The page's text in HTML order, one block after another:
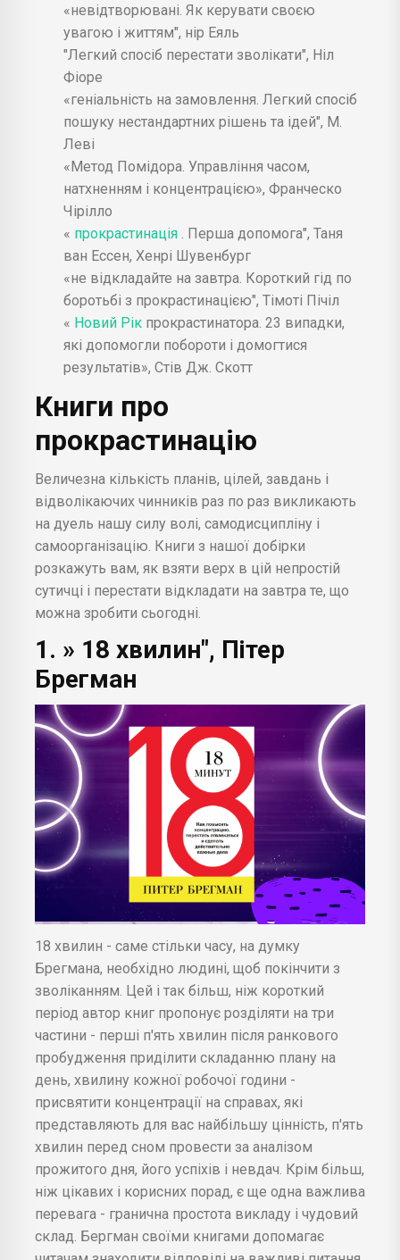
«невідтворювані. Як керувати своєю
увагою і життям", нір Еяль
"Легкий спосіб перестати зволікати", Ніл
Фіоре
«геніальність на замовлення. Легкий спосіб
пошуку нестандартних рішень та ідей", М.
Леві
«Метод Помідора. Управління часом,
натхненням і концентрацією», Франческо
Чірілло
« прокрастинація
. Перша допомога", Таня
ван Ессен, Хенрі Шувенбург
«не відкладайте на завтра. Короткий гід по
боротьбі з прокрастинацією", Тімоті Пічіл
« Новий Рік прокрастинатора. 23 випадки,
які допомогли побороти і домогтися
результатів», Стів Дж. Скотт
Книги про
прокрастинацію
Величезна кількість планів, цілей, завдань і
відволікаючих чинників раз по раз викликають
на дуель нашу силу волі, самодисципліну і
самоорганізацію. Книги з нашої добірки
розкажуть вам, як взяти верх в цій непростій
сутичці і перестати відкладати на завтра те, що
можна зробити сьогодні.
1. » 18 хвилин", Пітер
Брегман
18 хвилин - саме стільки часу, на думку
Брегмана, необхідно людині, щоб покінчити з
зволіканням. Цей і так більш, ніж короткий
період автор книг пропонує розділяти на три
частини - перші п'ять хвилин після ранкового
пробудження приділити складанню плану на
день, хвилину кожної робочої години -
присвятити концентрації на справах, які
представляють для вас найбільшу цінність, п'ять
хвилин перед сном провести за аналізом
прожитого дня, його успіхів і невдач. Крім більш,
ніж цікавих і корисних порад, є ще одна важлива
перевага - гранична простота викладу і чудовий
склад. Бергман своїми книгами допомагає